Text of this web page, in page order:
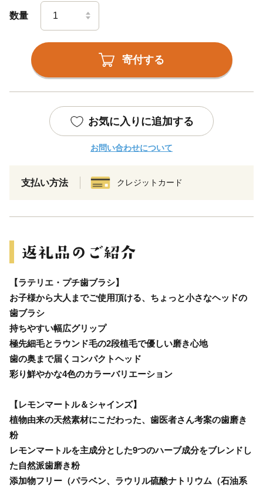
数量
寄付する
お気に入りに追加する
お問い合わせについて
支払い方法 クレジットカード
【ラテリエ・プチ歯ブラシ】
お子様から大人までご使用頂ける、ちょっと小さなヘッドの
歯ブラシ
持ちやすい幅広グリップ
極先細毛とラウンド毛の2段植毛で優しい磨き心地
歯の奥まで届くコンパクトヘッド
彩り鮮やかな4色のカラーバリエーション
【レモンマートル＆シャインズ】
植物由来の天然素材にこだわった、歯医者さん考案の歯磨き
粉
レモンマートルを主成分とした9つのハーブ成分をブレンドし
た自然派歯磨き粉
添加物フリー（パラベン、ラウリル硫酸ナトリウム（石油系